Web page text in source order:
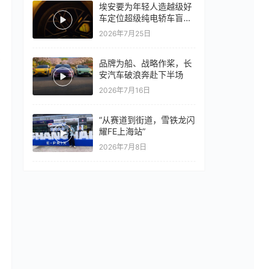
埃安要为年轻人造越级好
车定位超级纯电轿车盲猜
18万以上
2026年7月25日
品牌为船、战略作桨，长
安汽车破浪奔赴下半场
2026年7月16日
“从赛道到街道，雪铁龙闪
耀FE上海站”
2026年7月8日